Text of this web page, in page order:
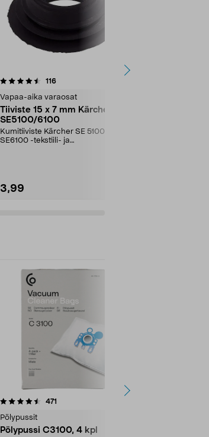
116arvostelut
Vapaa-aika varaosat
Tiiviste 15 x 7 mm Kärcher
SE5100/6100
Kumitiiviste Kärcher SE 5100- ja
SE6100 -tekstiili- ja
3,99
4.5 viidestä
471
Pölypussit
Pölypussi C3100, 4 kpl
4.5viidestä